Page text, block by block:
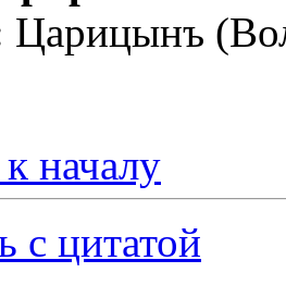
Царицынъ
началу
с цитатой